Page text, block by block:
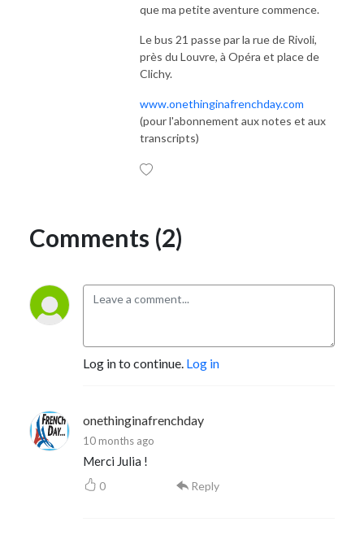
que ma petite aventure commence.
Le bus 21 passe par la rue de Rivoli,
près du Louvre, à Opéra et place de
Clichy.
www.onethinginafrenchday.com
(pour l'abonnement aux notes et aux
transcripts)
Comments (2)
Log in to continue. Log in
onethinginafrenchday
10 months ago
Merci Julia !
0 Reply